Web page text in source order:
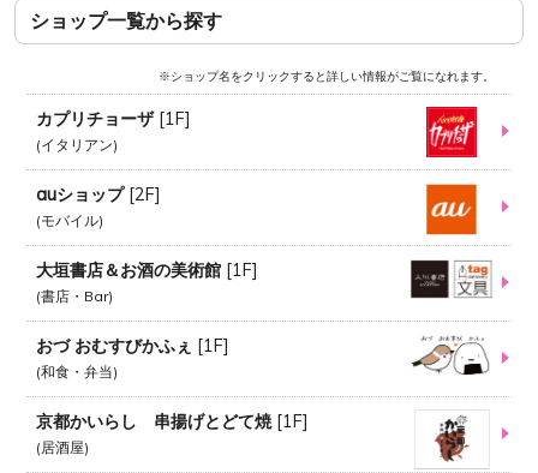
ショップ一覧から探す
※ショップ名をクリックすると詳しい情報がご覧になれます。
カプリチョーザ [1F]
イタリアン
auショップ [2F]
モバイル
大垣書店＆お酒の美術館 [1F]
書店・Bar
おづ おむすびかふぇ [1F]
和食・弁当
京都かいらし 串揚げとどて焼 [1F]
居酒屋